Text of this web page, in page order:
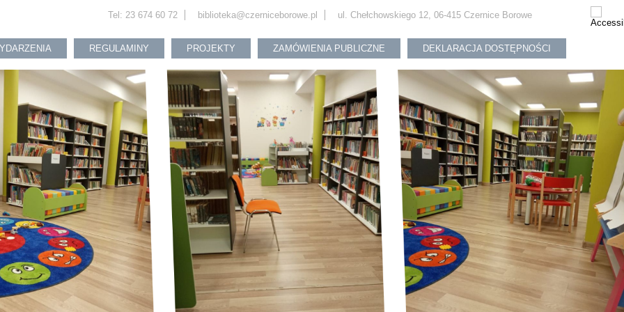
Tel: 23 674 60 72 biblioteka@czerniceborowe.pl ul. Chełchowskiego 12, 06-415 Czernice Borowe
REGULAMINY PROJEKTY ZAMÓWIENIA PUBLICZNE DEKLARACJA DOSTĘPNOŚCI